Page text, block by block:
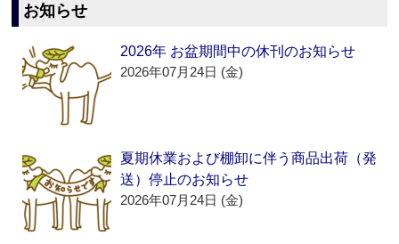
お知らせ
2026年 お盆期間中の休刊のお知らせ
2026年07月24日 (金)
夏期休業および棚卸に伴う商品出荷（発
送）停止のお知らせ
2026年07月24日 (金)